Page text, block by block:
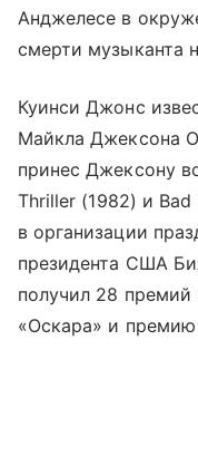
Анджелесе в
смерти музыканта
Куинси Джонс
Майкла Джексона
принес Джексону
Thriller (1982) и
в организации
президента США
получил 28
«Оскара» и